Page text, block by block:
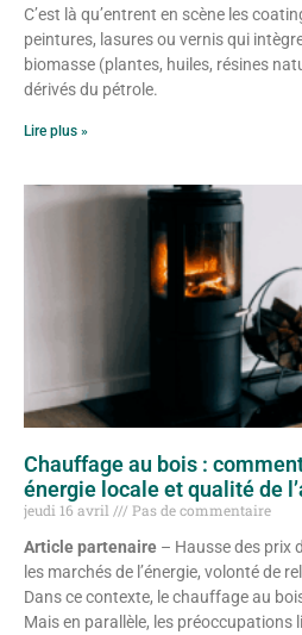
C’est là qu’entrent en scène les
peintures, lasures ou vernis qui
biomasse (plantes, huiles, résines
dérivés du pétrole.
Lire plus »
Chauffage au bois :
énergie locale et qualité de
jeudi 16 avril
Pas de commentaire
Article partenaire – Hausse des prix
les marchés de l’énergie, volonté de
Dans ce contexte, le chauffage au
Mais en parallèle, les préoccupations